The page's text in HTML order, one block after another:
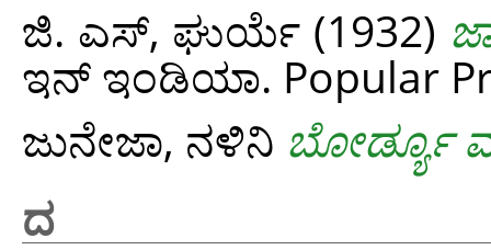
ಜಿ. ಎಸ್, ಘುರ್ಯೆ (1932)
ಇನ್‌ ಇಂಡಿಯಾ. Popular
ಜುನೇಜಾ, ನಳಿನಿ ಬೋರ್ಡ್ಯೂ
ದ